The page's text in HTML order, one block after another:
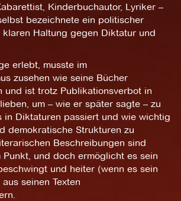
Kinderbuchautor, Lyriker –
bezeichnete ein politischer
klaren Haltung gegen Diktatur und
erlebt, musste im
zusehen wie seine Bücher
und ist trotz Publikationsverbot in
um – wie er später sagte – zu
in Diktaturen passiert und wie wichtig
demokratische Strukturen zu
Beschreibungen sind
Punkt, und doch ermöglicht es sein
und heiter (wenn es sein
seinen Texten